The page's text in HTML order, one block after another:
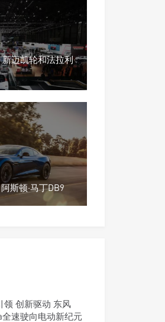
迈凯轮和法拉利
斯顿·马丁DB9
领 创新驱动 东风
全速驶向电动新纪元